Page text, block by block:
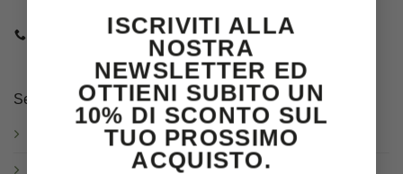
ISCRIVITI ALLA
NOSTRA
NEWSLETTER ED
OTTIENI SUBITO UN
10% DI SCONTO SUL
TUO PROSSIMO
ACQUISTO.
E-MAIL
Servizio clienti
Spedizioni